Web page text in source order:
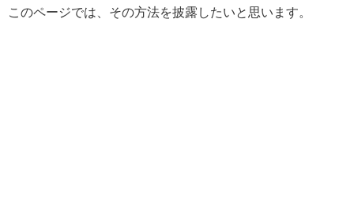
このページでは、その方法を披露したいと思います。